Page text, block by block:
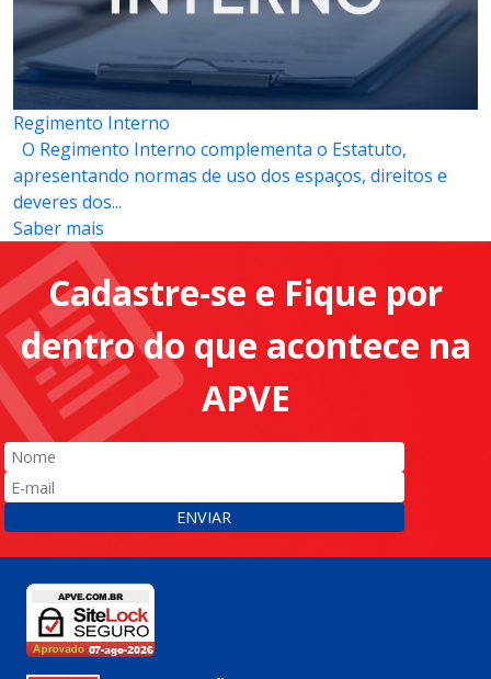
Regimento Interno
O Regimento Interno complementa o Estatuto,
apresentando normas de uso dos espaços, direitos e
deveres dos...
Saber mais
Cadastre-se e Fique por
dentro do que acontece na
APVE
ENVIAR